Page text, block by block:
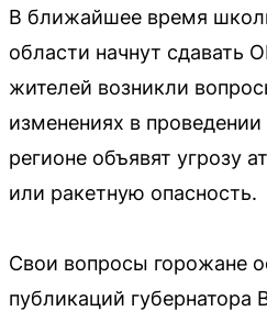
В ближайшее время
области начнут сдавать
жителей возникли
изменениях в
регионе объявят угрозу
или ракетную опасность.
Свои вопросы горожане
публикаций губернатора